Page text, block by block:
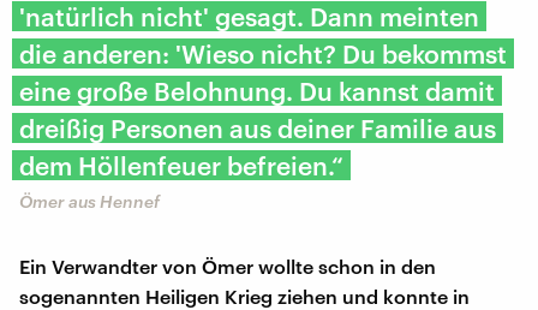
'natürlich nicht' gesagt. Dann meinten
die anderen: 'Wieso nicht? Du bekommst
eine große Belohnung. Du kannst damit
dreißig Personen aus deiner Familie aus
dem Höllenfeuer befreien.“
Ömer aus Hennef
Ein Verwandter von Ömer wollte schon in den
sogenannten Heiligen Krieg ziehen und konnte in